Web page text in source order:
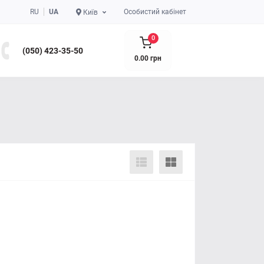
RU UA Київ Особистий кабінет
(050) 423-35-50
0
0.00 грн